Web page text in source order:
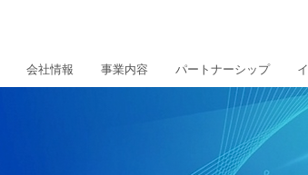
会社情報 事業内容 パートナーシップ